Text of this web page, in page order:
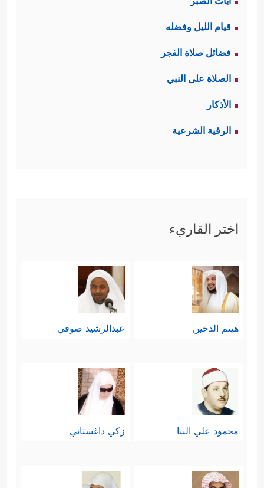
قيام الليل وفضله
فضائل صلاة الفجر
الصلاة على النبي
الأذكار
الرقية الشرعية
اختر القاريء
هيثم الدخين عبدالرشيد صوفي
محمود علي البنا زكي داغستاني